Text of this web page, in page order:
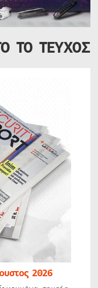
ΤΟ ΤΕΥΧΟΣ
2026